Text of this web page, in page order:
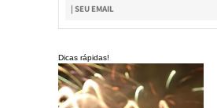
Dicas rápidas!